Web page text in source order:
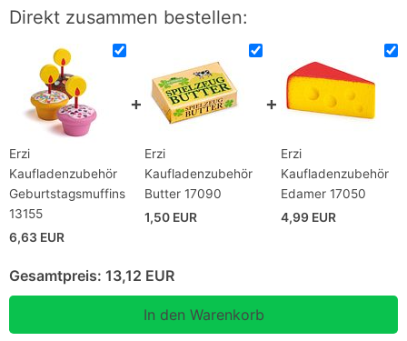
Direkt zusammen bestellen:
Erzi
Kaufladenzubehör
Geburtstagsmuffins
13155
6,63 EUR
Erzi
Kaufladenzubehör
Butter 17090
1,50 EUR
Erzi
Kaufladenzubehör
Edamer 17050
4,99 EUR
Gesamtpreis: 13,12 EUR